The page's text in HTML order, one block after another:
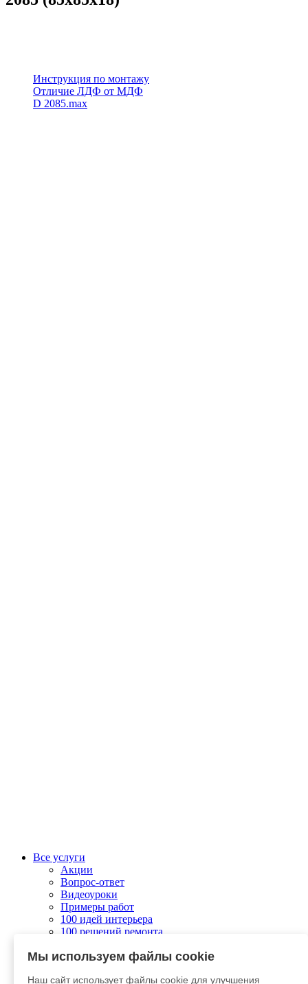
Инструкция по монтажу
Отличие ЛДФ от МДФ
D 2085.max
Все услуги
Акции
Вопрос-ответ
Видеоуроки
Примеры работ
100 идей интерьера
100 решений ремонта
О компании
Отправить заявку
Мы используем файлы cookie
Наш сайт использует файлы cookie для улучшения